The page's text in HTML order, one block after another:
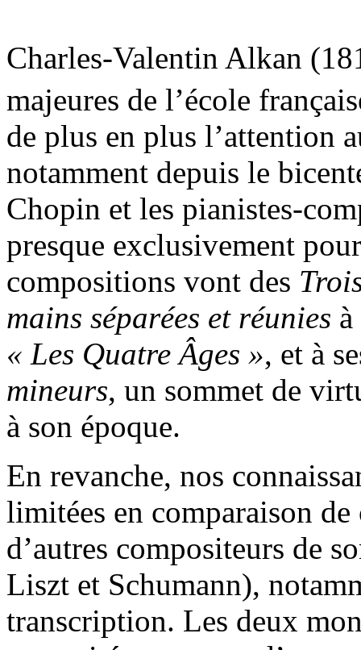
Charles-Valentin Alkan
majeures de l’école
de plus en plus l’attention
notamment depuis le
Chopin et les pianistes-
presque exclusivement
compositions vont des
mains séparées et réunies
« Les Quatre Âges », et à
mineurs, un sommet de
à son époque.
En revanche, nos
limitées en comparaison de
d’autres compositeurs de
Liszt et Schumann),
transcription. Les deux